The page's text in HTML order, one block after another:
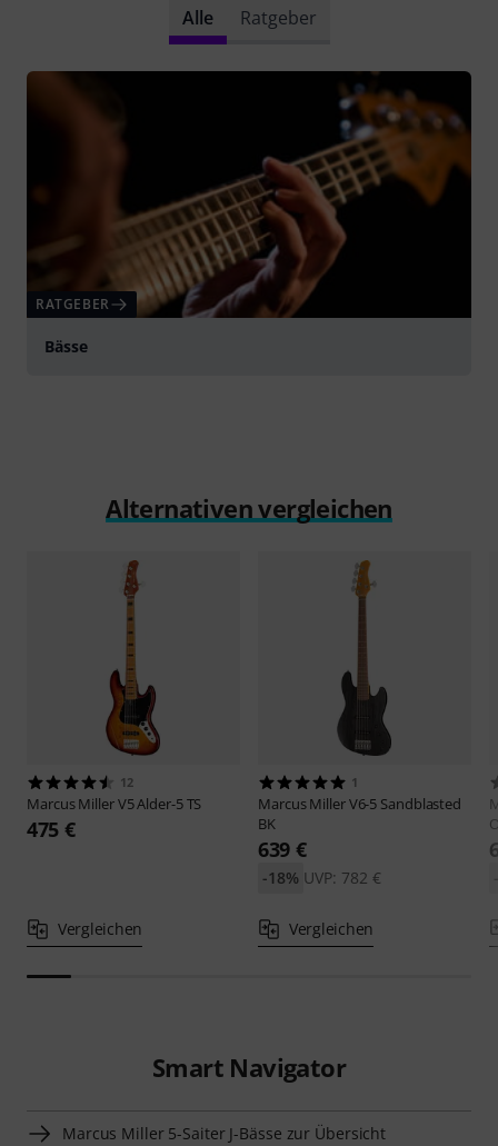
Alle Ratgeber
RATGEBER
Bässe
Alternativen vergleichen
12
Marcus MillerV5 Alder-5 TS
475 €
Vergleichen
1
Marcus MillerV6-5 Sandblasted
BK
639 €
UVP: 782 €
-18%
Vergleichen
Smart Navigator
Marcus Miller 5-Saiter J-Bässe zur Übersicht